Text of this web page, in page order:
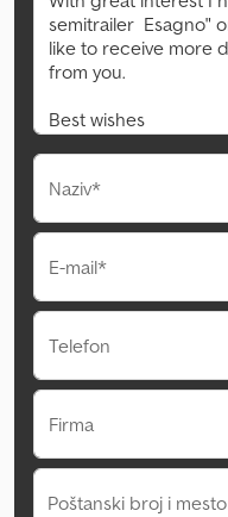
Naziv*
E-mail*
Telefon
Firma
Poštanski broj i mesto